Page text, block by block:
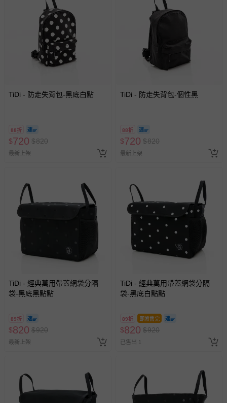
TiDi - 防走失背包-黑底白點
88折
$720 $820
最新上架
TiDi - 防走失背包-個性黑
88折
$720 $820
最新上架
TiDi - 經典萬用帶蓋網袋分隔
袋-黑底黑點點
89折
$820 $920
最新上架
TiDi - 經典萬用帶蓋網袋分隔
袋-黑底白點點
89折 即將售完
$820 $920
已售出 1